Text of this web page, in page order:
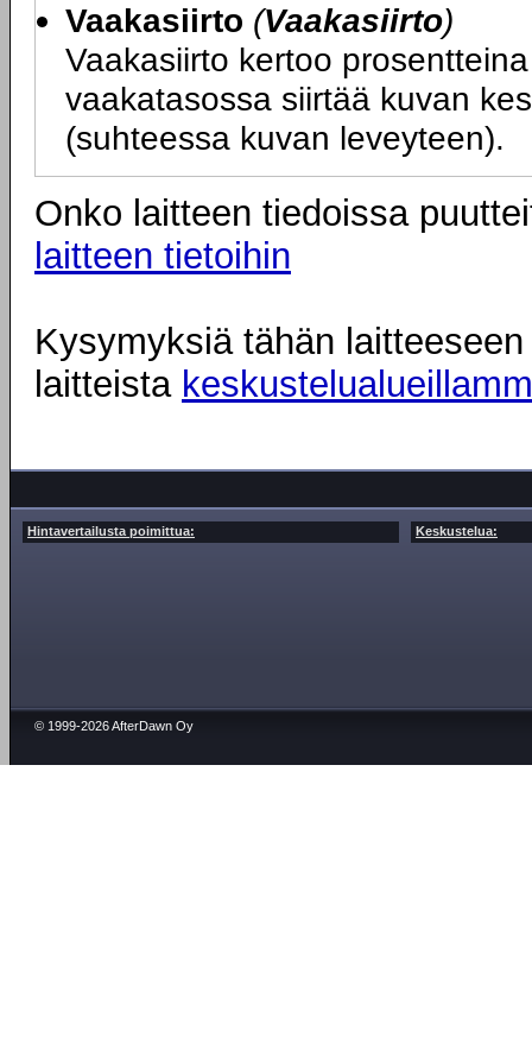
Vaakasiirto (Vaakasiirto)
Vaakasiirto kertoo
vaakatasossa siirtää kuvan
(suhteessa kuvan leveyteen).
Onko laitteen tiedoissa
laitteen tietoihin
Kysymyksiä tähän
laitteista
Hintavertailusta poimittua: Keskustelua:
© 1999-2026 AfterDawn Oy